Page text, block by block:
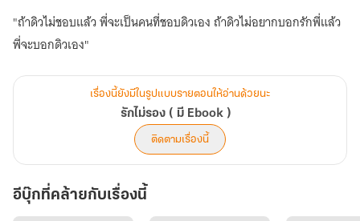
มี
Ebook
"ถ้าดิวไม่ชอบแล้ว พี่จะเป็นคนที่ชอบดิวเอง ถ้าดิวไม่อยากบอกรักพี่แล้ว
พี่จะบอกดิวเอง"
เรื่องนี้ยังมีในรูปแบบรายตอนให้อ่านด้วยนะ
รักไม่รอง ( มี Ebook )
ติดตามเรื่องนี้
อีบุ๊กที่คล้ายกับเรื่องนี้